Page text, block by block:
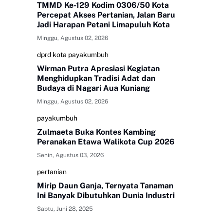
TMMD Ke-129 Kodim 0306/50 Kota
Percepat Akses Pertanian, Jalan Baru
Jadi Harapan Petani Limapuluh Kota
Minggu, Agustus 02, 2026
dprd kota payakumbuh
Wirman Putra Apresiasi Kegiatan
Menghidupkan Tradisi Adat dan
Budaya di Nagari Aua Kuniang
Minggu, Agustus 02, 2026
payakumbuh
Zulmaeta Buka Kontes Kambing
Peranakan Etawa Walikota Cup 2026
Senin, Agustus 03, 2026
pertanian
Mirip Daun Ganja, Ternyata Tanaman
Ini Banyak Dibutuhkan Dunia Industri
Sabtu, Juni 28, 2025